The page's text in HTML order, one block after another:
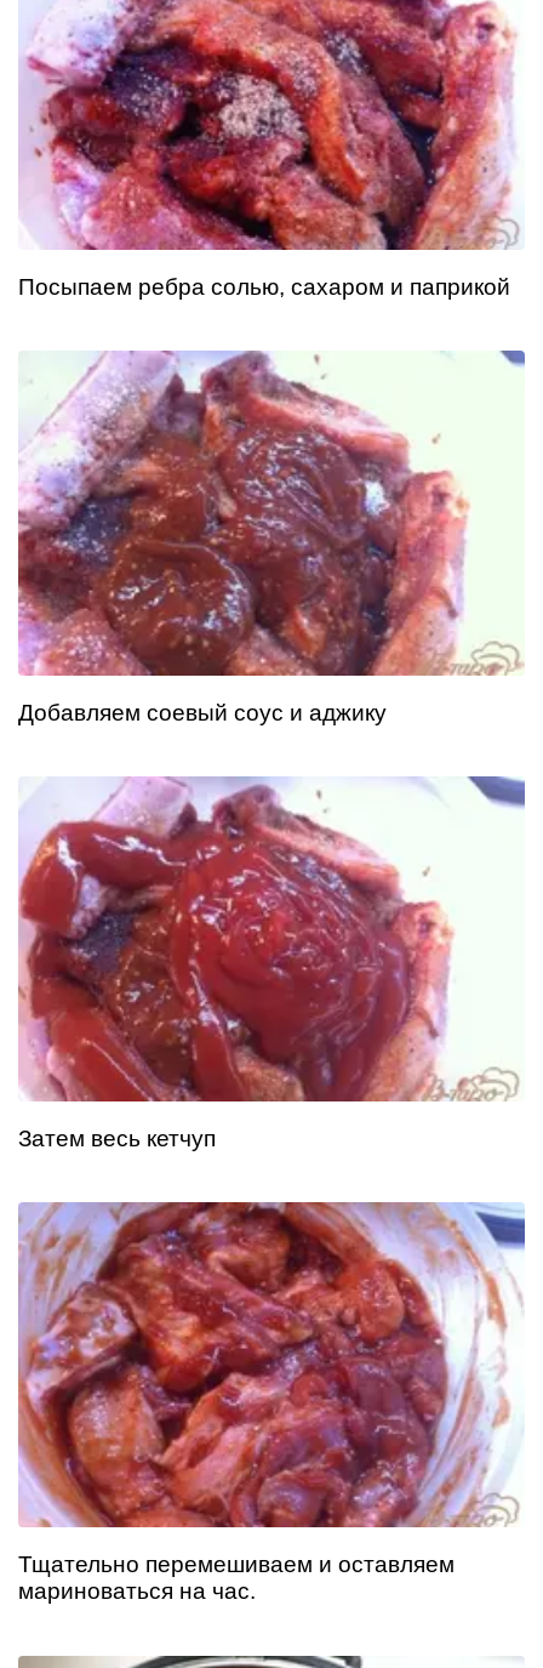
Посыпаем ребра солью, сахаром и паприкой
Добавляем соевый соус и аджику
Затем весь кетчуп
Тщательно перемешиваем и оставляем
мариноваться на час.